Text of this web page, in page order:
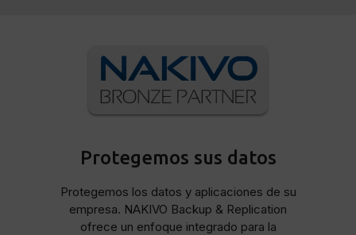
Protegemos sus datos
Protegemos los datos y aplicaciones de su
empresa. NAKIVO Backup & Replication
ofrece un enfoque integrado para la